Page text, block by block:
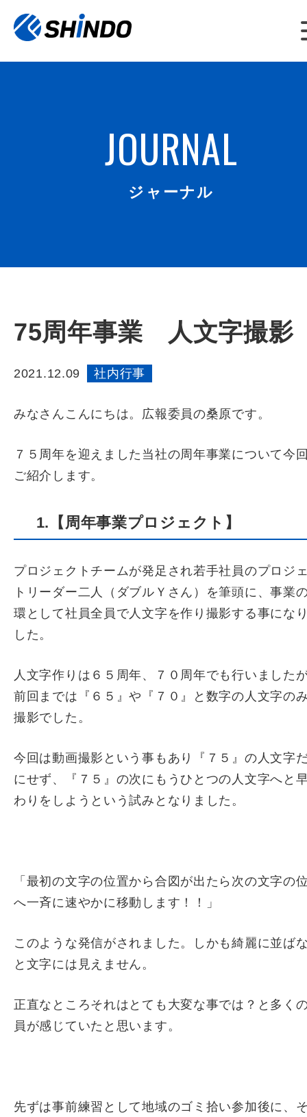
JOURNAL
ジャーナル
75周年事業 人文字撮影
2021.12.09 社内行事
みなさんこんにちは。広報委員の桑原です。
７５周年を迎えました当社の周年事業について今
ご紹介します。
1.【周年事業プロジェクト】
プロジェクトチームが発足され若手社員のプロジ
トリーダー二人（ダブルＹさん）を筆頭に、事業
環として社員全員で人文字を作り撮影する事にな
した。
人文字作りは６５周年、７０周年でも行いました
前回までは『６５』や『７０』と数字の人文字の
撮影でした。
今回は動画撮影という事もあり『７５』の人文字
にせず、『７５』の次にもうひとつの人文字へと
わりをしようという試みとなりました。
「最初の文字の位置から合図が出たら次の文字の
へ一斉に速やかに移動します！！」
このような発信がされました。しかも綺麗に並ば
と文字には見えません。
正直なところそれはとても大変な事では？と多く
員が感じていたと思います。
先ずは事前練習として地域のゴミ拾い参加後に、